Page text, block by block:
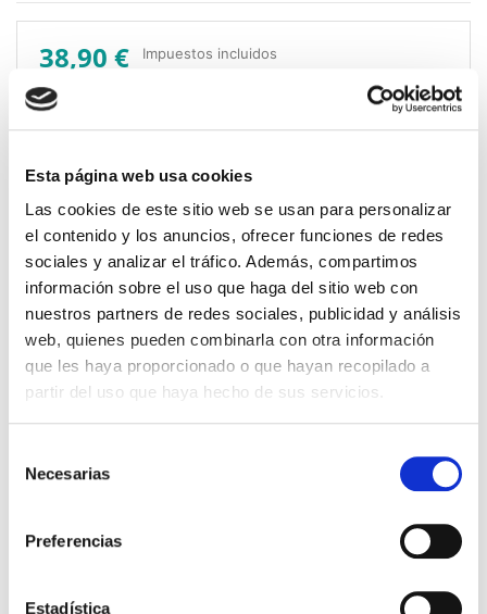
Esta página web usa cookies
Las cookies de este sitio web se usan para personalizar
el contenido y los anuncios, ofrecer funciones de redes
sociales y analizar el tráfico. Además, compartimos
información sobre el uso que haga del sitio web con
nuestros partners de redes sociales, publicidad y análisis
web, quienes pueden combinarla con otra información
que les haya proporcionado o que hayan recopilado a
partir del uso que haya hecho de sus servicios.
Necesarias
Preferencias
Estadística
38,90 € Impuestos incluidos
CANTIDAD
TAMAÑO:
 AÑADIR AL CARRITO
Si estas en esta página es porque estas al
lacre es súper tendencia en papelería de
envoltorios, en los que no vamos a entrar
porque tu estas buscando un sello de cera